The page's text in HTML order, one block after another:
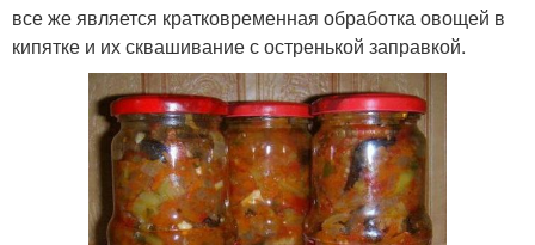
все же является кратковременная обработка овощей в
кипятке и их сквашивание с остренькой заправкой.